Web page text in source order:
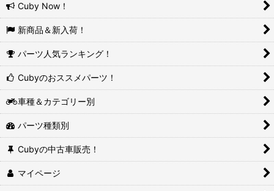
Cuby Now！
新商品＆新入荷！
パーツ人気ランキング！
Cubyのおススメパーツ！
車種＆カテゴリー別
パーツ種類別
Cubyの中古車販売！
マイページ